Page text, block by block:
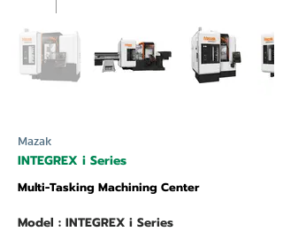
Mazak
INTEGREX i Series
Multi-Tasking Machining Center
Model : INTEGREX i Series